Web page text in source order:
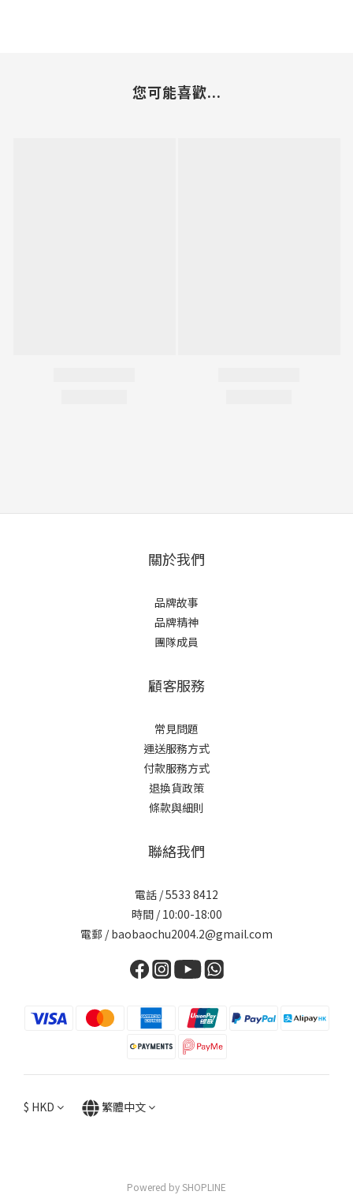
您可能喜歡...
關於我們
品牌故事
品牌精神
團隊成員
顧客服務
常見問題
運送服務方式
付款服務方式
退換貨政策
條款與細則
聯絡我們
電話 / 5533 8412
時間 / 10:00-18:00
電郵 / baobaochu2004.2@gmail.com
$ HKD 繁體中文
Powered by SHOPLINE